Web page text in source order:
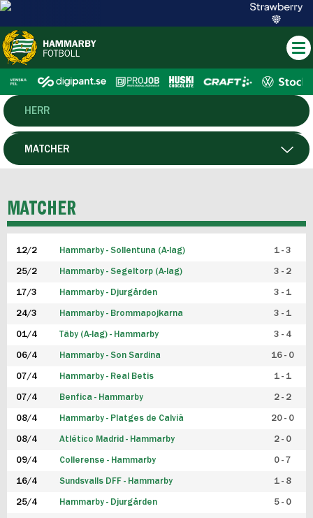
HERR
DAM
P19
F19
FUTSAL HERR
FUTSAL DAM
MATCHER
MATCHER
12/2 Hammarby - Sollentuna (A-lag) 1 - 3
25/2 Hammarby - Segeltorp (A-lag) 3 - 2
17/3 Hammarby - Djurgården 3 - 1
24/3 Hammarby - Brommapojkarna 3 - 1
01/4 Täby (A-lag) - Hammarby 3 - 4
06/4 Hammarby - Son Sardina 16 - 0
07/4 Hammarby - Real Betis 1 - 1
07/4 Benfica - Hammarby 2 - 2
08/4 Hammarby - Platges de Calvià 20 - 0
08/4 Atlético Madrid - Hammarby 2 - 0
09/4 Collerense - Hammarby 0 - 7
16/4 Sundsvalls DFF - Hammarby 1 - 8
25/4 Hammarby - Djurgården 5 - 0